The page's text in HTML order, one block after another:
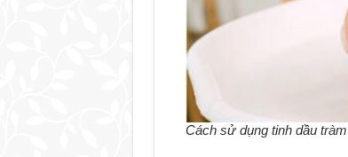
Cách sử dụng tinh dầu